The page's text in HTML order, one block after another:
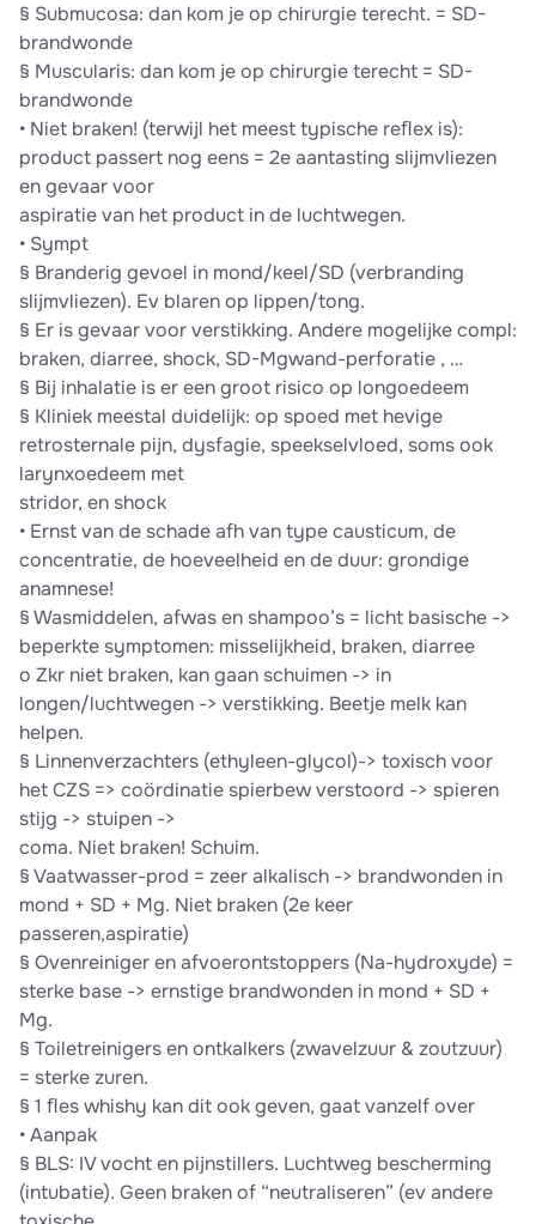
§ Submucosa: dan kom je op chirurgie terecht. = SD-
brandwonde
§ Muscularis: dan kom je op chirurgie terecht = SD-
brandwonde
• Niet braken! (terwijl het meest typische reﬂex is):
product passert nog eens = 2e aantasting slijmvliezen
en gevaar voor
aspiratie van het product in de luchtwegen.
• Sympt
§ Branderig gevoel in mond/keel/SD (verbranding
slijmvliezen). Ev blaren op lippen/tong.
§ Er is gevaar voor verstikking. Andere mogelijke compl:
braken, diarree, shock, SD-Mgwand-perforatie , …
§ Bij inhalatie is er een groot risico op longoedeem
§ Kliniek meestal duidelijk: op spoed met hevige
retrosternale pijn, dysfagie, speekselvloed, soms ook
larynxoedeem met
stridor, en shock
• Ernst van de schade afh van type causticum, de
concentratie, de hoeveelheid en de duur: grondige
anamnese!
§ Wasmiddelen, afwas en shampoo’s = licht basische ->
beperkte symptomen: misselijkheid, braken, diarree
o Zkr niet braken, kan gaan schuimen -> in
longen/luchtwegen -> verstikking. Beetje melk kan
helpen.
§ Linnenverzachters (ethyleen-glycol)-> toxisch voor
het CZS => coördinatie spierbew verstoord -> spieren
stijg -> stuipen ->
coma. Niet braken! Schuim.
§ Vaatwasser-prod = zeer alkalisch -> brandwonden in
mond + SD + Mg. Niet braken (2e keer
passeren,aspiratie)
§ Ovenreiniger en afvoerontstoppers (Na-hydroxyde) =
sterke base -> ernstige brandwonden in mond + SD +
Mg.
§ Toiletreinigers en ontkalkers (zwavelzuur & zoutzuur)
= sterke zuren.
§ 1 ﬂes whishy kan dit ook geven, gaat vanzelf over
• Aanpak
§ BLS: IV vocht en pijnstillers. Luchtweg bescherming
(intubatie). Geen braken of “neutraliseren” (ev andere